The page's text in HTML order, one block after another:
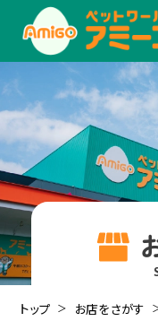
トップ お店をさがす